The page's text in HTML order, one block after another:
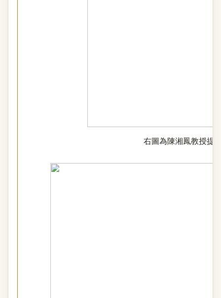
右圖為陳湘鳳教授提